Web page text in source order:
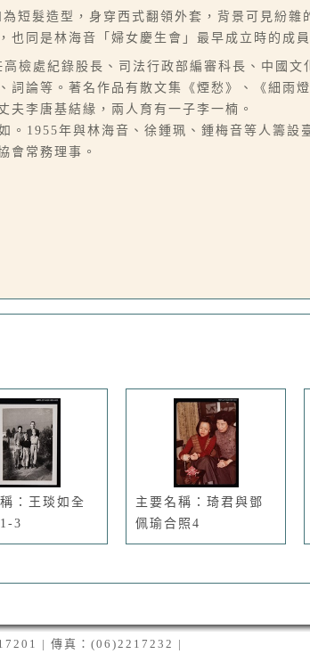
短髮造型，身穿西式翻領外套，背景可見紛
同是林海音「婦女慶生會」最早成立時的成
檢處紀錄股長、司法行政部編審科長、中國文
論等。著名作品有散文集《煙愁》、《細雨
夫李唐基結緣，兩人育有一子李一楠。
1955年與林海音、徐鍾珮、鍾梅音等人籌設
會常務理事。
：王琰如全
3
主要名稱：琦君與鄧
佩瑜合照4
| 傳真：(06)2217232 |